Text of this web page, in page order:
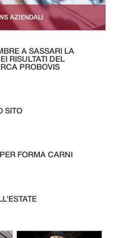
AZIENDALI
A SASSARI LA
RISULTATI DEL
PROBOVIS
SITO
FORMA CARNI